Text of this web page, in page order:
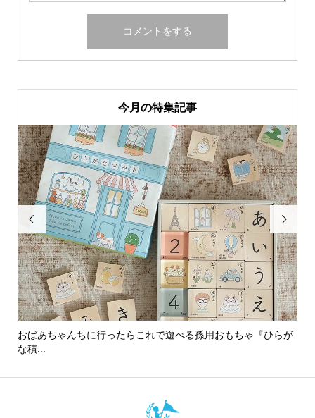
今月の特集記事

おばあちゃんちに行ったらこれで遊べる孫用おもちゃ『ひらが
な積...
